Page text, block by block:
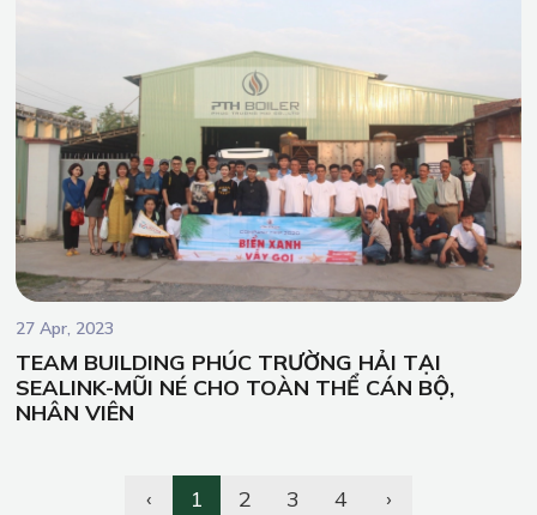
27 Apr, 2023
TEAM BUILDING PHÚC TRƯỜNG HẢI TẠI
SEALINK-MŨI NÉ CHO TOÀN THỂ CÁN BỘ,
NHÂN VIÊN
‹ 1 2 3 4 ›